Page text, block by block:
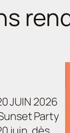
JUIN 2026
Party